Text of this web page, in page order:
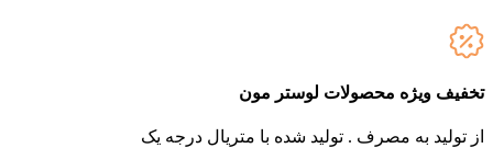
تخفیف ویژه محصولات لوستر مون
از تولید به مصرف . تولید شده با متریال درجه یک